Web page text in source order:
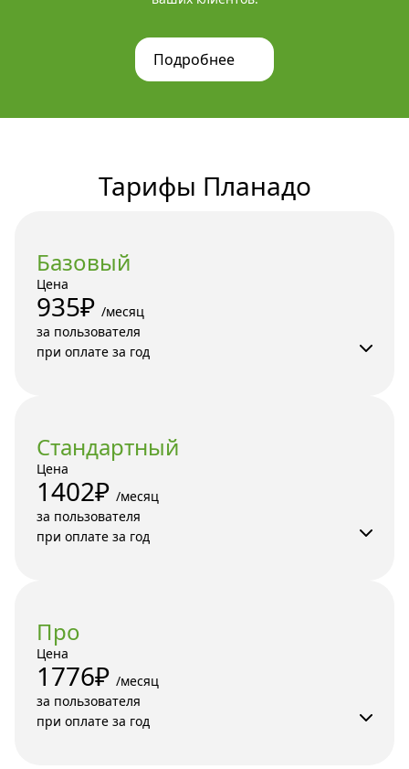
Подробнее
Тарифы Планадо
Базовый
Цена
935₽ /месяц
за пользователя
при оплате за год
Стандартный
Цена
1402₽ /месяц
за пользователя
при оплате за год
Про
Цена
1776₽ /месяц
за пользователя
при оплате за год